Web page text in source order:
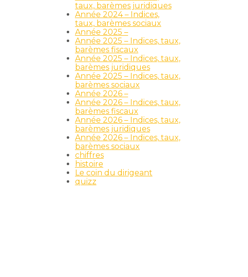
taux, barèmes juridiques
Année 2024 – Indices,
taux, barèmes sociaux
Année 2025 –
Année 2025 – Indices, taux,
barèmes fiscaux
Année 2025 – Indices, taux,
barèmes juridiques
Année 2025 – Indices, taux,
barèmes sociaux
Année 2026 –
Année 2026 – Indices, taux,
barèmes fiscaux
Année 2026 – Indices, taux,
barèmes juridiques
Année 2026 – Indices, taux,
barèmes sociaux
chiffres
histoire
Le coin du dirigeant
quizz